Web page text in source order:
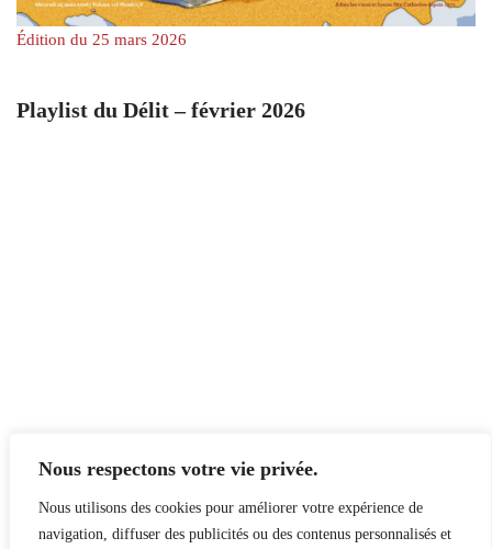
Nous respectons votre vie privée.
Nous utilisons des cookies pour améliorer votre expérience de
navigation, diffuser des publicités ou des contenus personnalisés et
Édition du 25 mars 2026
Playlist du Délit – février 2026